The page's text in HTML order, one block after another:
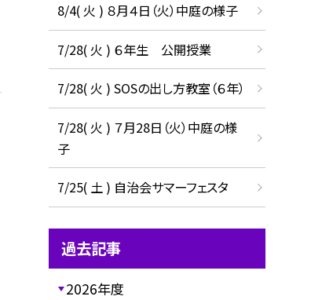
8/4( 火 ) ８月４日（火）中庭の様子
7/28( 火 ) ６年生 公開授業
7/28( 火 ) SOSの出し方教室（６年）
7/28( 火 ) ７月28日（火）中庭の様
子
7/25( 土 ) 自治会サマーフェスタ
過去記事
2026年度